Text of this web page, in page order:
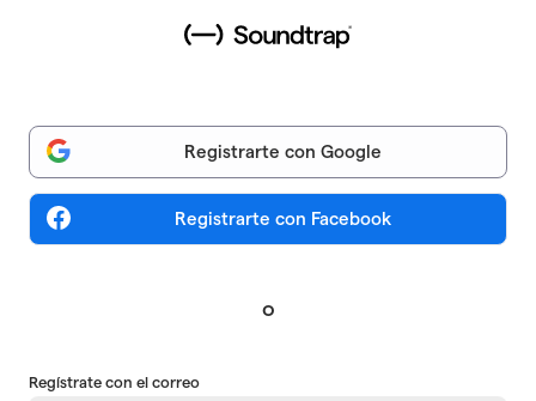
Soundtrap sign up
Registrarte con Google
Registrarte con Facebook
o
Regístrate con el correo